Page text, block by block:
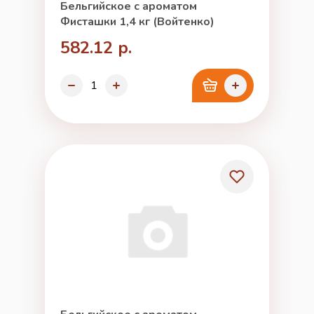
Бельгийское с ароматом
Фисташки 1,4 кг (Войтенко)
582.12 р.